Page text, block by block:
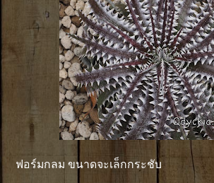
ฟอร์มกลม ขนาดจะเล็กกระชับ